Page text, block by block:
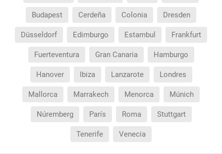
Budapest Cerdeña Colonia Dresden
Düsseldorf Edimburgo Estambul Frankfurt
Fuerteventura Gran Canaria Hamburgo
Hanover Ibiza Lanzarote Londres
Mallorca Marrakech Menorca Múnich
Núremberg París Roma Stuttgart
Tenerife Venecia